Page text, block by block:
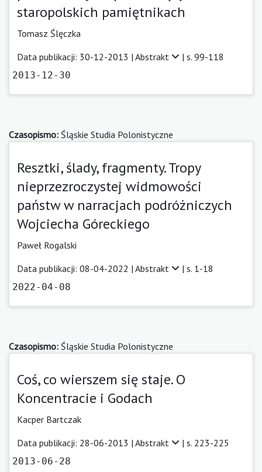
staropolskich pamiętnikach
Tomasz Ślęczka
Data publikacji: 30-12-2013 | Abstrakt | s. 99-118
2013-12-30
Czasopismo: Śląskie Studia Polonistyczne
Resztki, ślady, fragmenty. Tropy
nieprzezroczystej widmowości
państw w narracjach podróżniczych
Wojciecha Góreckiego
Paweł Rogalski
Data publikacji: 08-04-2022 | Abstrakt | s. 1-18
2022-04-08
Czasopismo: Śląskie Studia Polonistyczne
Coś, co wierszem się staje. O
Koncentracie i Godach
Kacper Bartczak
Data publikacji: 28-06-2013 | Abstrakt | s. 223-225
2013-06-28